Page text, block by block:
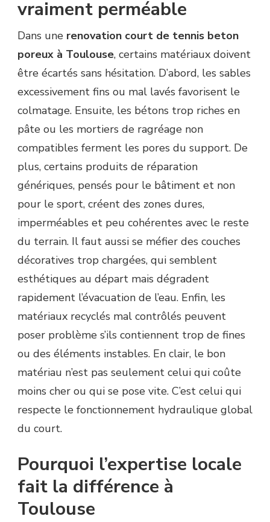
vraiment perméable
Dans une renovation court de tennis beton
poreux à Toulouse, certains matériaux doivent
être écartés sans hésitation. D’abord, les sables
excessivement fins ou mal lavés favorisent le
colmatage. Ensuite, les bétons trop riches en
pâte ou les mortiers de ragréage non
compatibles ferment les pores du support. De
plus, certains produits de réparation
génériques, pensés pour le bâtiment et non
pour le sport, créent des zones dures,
imperméables et peu cohérentes avec le reste
du terrain. Il faut aussi se méfier des couches
décoratives trop chargées, qui semblent
esthétiques au départ mais dégradent
rapidement l’évacuation de l’eau. Enfin, les
matériaux recyclés mal contrôlés peuvent
poser problème s’ils contiennent trop de fines
ou des éléments instables. En clair, le bon
matériau n’est pas seulement celui qui coûte
moins cher ou qui se pose vite. C’est celui qui
respecte le fonctionnement hydraulique global
du court.
Pourquoi l’expertise locale
fait la différence à
Toulouse